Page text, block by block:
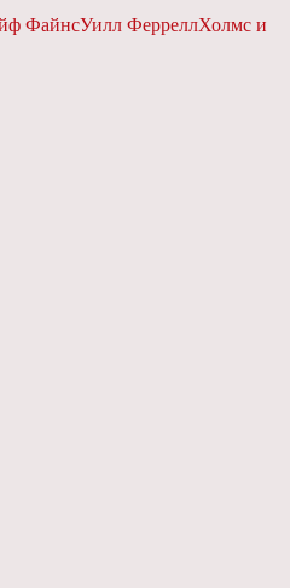
ФайнсУилл ФерреллХолмс и